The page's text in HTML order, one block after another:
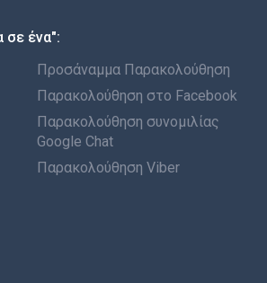
σε ένα":
Προσάναμμα Παρακολούθηση
Παρακολούθηση στο Facebook
Παρακολούθηση συνομιλίας
Google Chat
Παρακολούθηση Viber